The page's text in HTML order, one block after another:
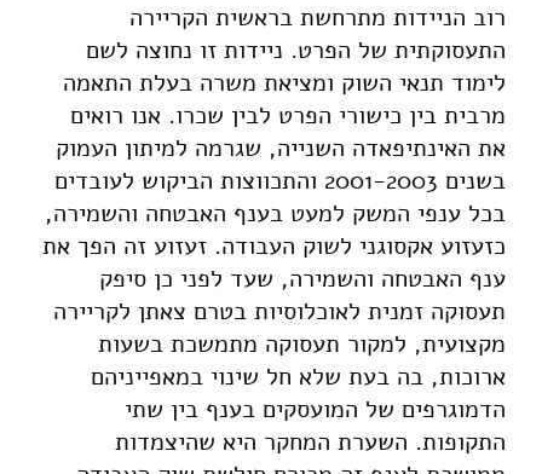
job-stability-later
רוב הניידות מתרחשת בראשית הקריירה
התעסוקתית של הפרט. ניידות זו נחוצה לשם
לימוד תנאי השוק ומציאת משרה בעלת התאמה
מרבית בין כישורי הפרט לבין שכרו. אנו רואים
את האינתיפאדה השנייה, שגרמה למיתון העמוק
בשנים 2001-2003 והתכווצות הביקוש לעובדים
בכל ענפי המשק למעט בענף האבטחה והשמירה,
כזעזוע אקסוגני לשוק העבודה. זעזוע זה הפך את
ענף האבטחה והשמירה, שעד לפני כן סיפק
תעסוקה זמנית לאוכלוסיות בטרם צאתן לקריירה
מקצועית, למקור תעסוקה מתמשכת בשעות
ארוכות, בה בעת שלא חל שינוי במאפייניהם
הדמוגרפים של המועסקים בענף בין שתי
התקופות. השערת המחקר היא שהיצמדות